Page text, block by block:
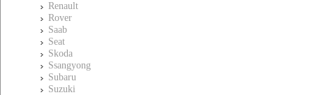
Renault
Rover
Saab
Seat
Skoda
Ssangyong
Subaru
Suzuki